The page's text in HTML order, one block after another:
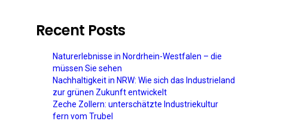
Recent Posts
Naturerlebnisse in Nordrhein-Westfalen – die
müssen Sie sehen
Nachhaltigkeit in NRW: Wie sich das Industrieland
zur grünen Zukunft entwickelt
Zeche Zollern: unterschätzte Industriekultur
fern vom Trubel